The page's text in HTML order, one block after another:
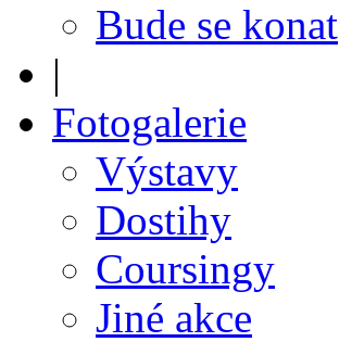
Bude se konat
|
Fotogalerie
Výstavy
Dostihy
Coursingy
Jiné akce